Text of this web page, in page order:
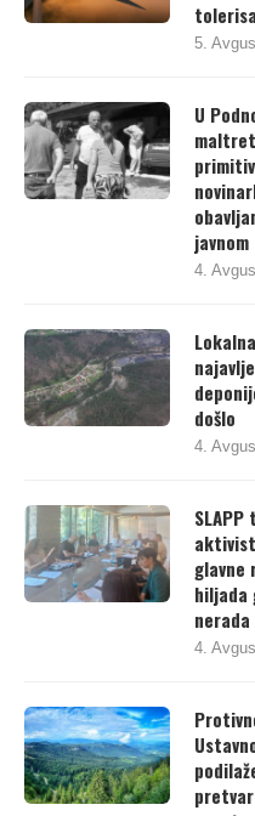
5.
U
4.
došlo
4.
hiljada
4.